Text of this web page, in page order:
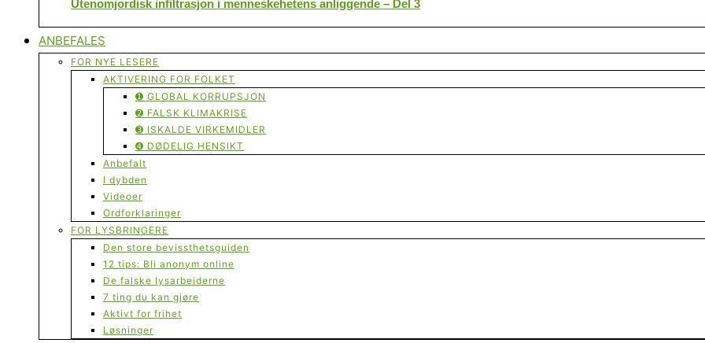
Utenomjordisk infiltrasjon i menneskehetens anliggende – Del 3
ANBEFALES
FOR NYE LESERE
AKTIVERING FOR FOLKET
➊ GLOBAL KORRUPSJON
➋ FALSK KLIMAKRISE
➌ ISKALDE VIRKEMIDLER
➍ DØDELIG HENSIKT
Anbefalt
I dybden
Videoer
Ordforklaringer
FOR LYSBRINGERE
Den store bevissthetsguiden
12 tips: Bli anonym online
De falske lysarbeiderne
7 ting du kan gjøre
Aktivt for frihet
Løsninger